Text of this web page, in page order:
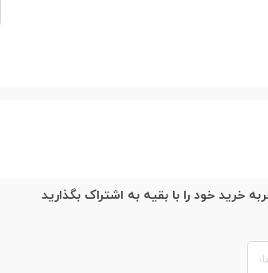
خرید خود را با بقیه به اشتراک بگذارید